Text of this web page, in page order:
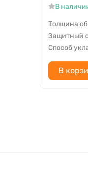
В
Толщина
Защитный
Способ
В